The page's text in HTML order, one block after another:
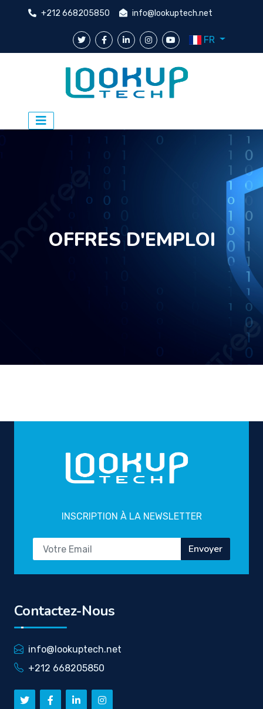
+212 668205850 info@lookuptech.net
FR
OFFRES D'EMPLOI
INSCRIPTION À LA NEWSLETTER
Envoyer
Contactez-Nous
info@lookuptech.net
+212 668205850